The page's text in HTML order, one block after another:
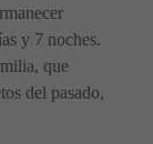
y 7 noches.
que
del pasado,